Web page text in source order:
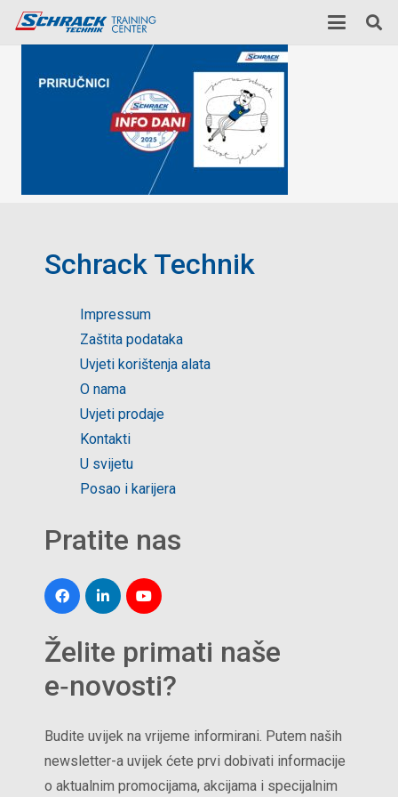
Schrack Technik
Impressum
Zaštita podataka
Uvjeti korištenja alata
O nama
Uvjeti prodaje
Kontakti
U svijetu
Posao i karijera
Pratite nas
Želite primati naše
e‑novosti?
Budite uvijek na vrijeme informirani. Putem naših
newsletter-a uvijek ćete prvi dobivati informacije
o aktualnim promocijama, akcijama i specijalnim